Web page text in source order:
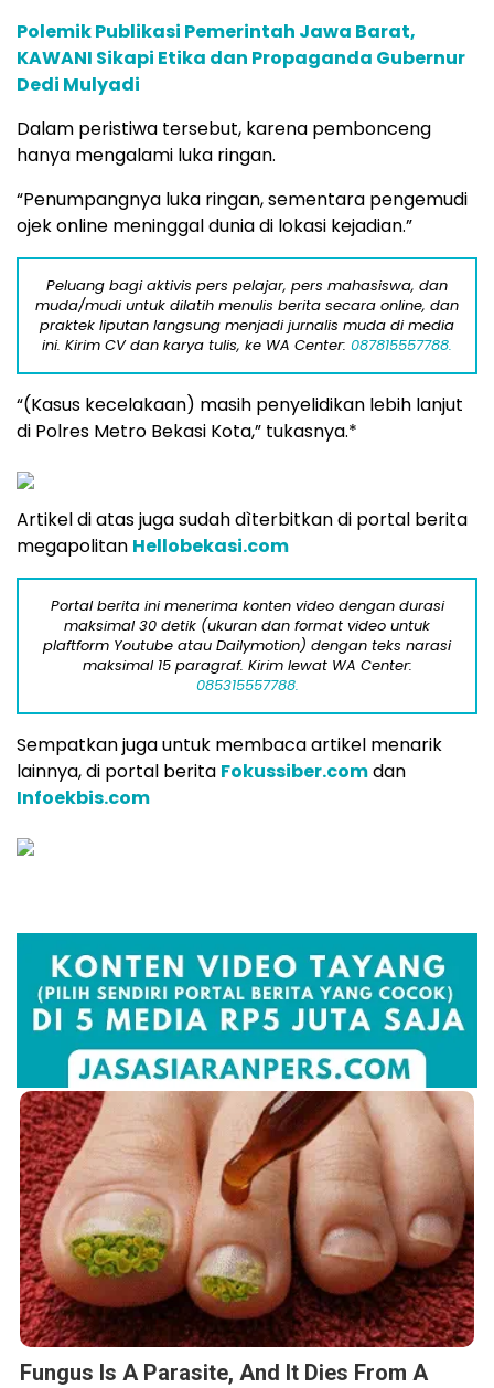
Polemik Publikasi Pemerintah Jawa Barat,
KAWANI Sikapi Etika dan Propaganda Gubernur
Dedi Mulyadi
Dalam peristiwa tersebut, karena pembonceng
hanya mengalami luka ringan.
“Penumpangnya luka ringan, sementara pengemudi
ojek online meninggal dunia di lokasi kejadian.”
Peluang bagi aktivis pers pelajar, pers mahasiswa, dan
muda/mudi untuk dilatih menulis berita secara online, dan
praktek liputan langsung menjadi jurnalis muda di media
ini. Kirim CV dan karya tulis, ke WA Center: 087815557788.
“(Kasus kecelakaan) masih penyelidikan lebih lanjut
di Polres Metro Bekasi Kota,” tukasnya.*
Artikel di atas juga sudah dìterbitkan di portal berita
megapolitan Hellobekasi.com
Portal berita ini menerima konten video dengan durasi
maksimal 30 detik (ukuran dan format video untuk
plaftform Youtube atau Dailymotion) dengan teks narasi
maksimal 15 paragraf. Kirim lewat WA Center:
085315557788.
Sempatkan juga untuk membaca artikel menarik
lainnya, di portal berita Fokussiber.comdan
Infoekbis.com
Fungus Is A Parasite, And It Dies From A